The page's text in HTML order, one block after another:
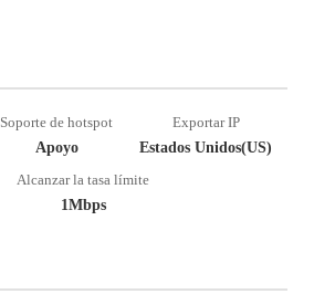
Soporte de hotspot
Apoyo
Exportar IP
Estados Unidos(US)
Alcanzar la tasa límite
1Mbps